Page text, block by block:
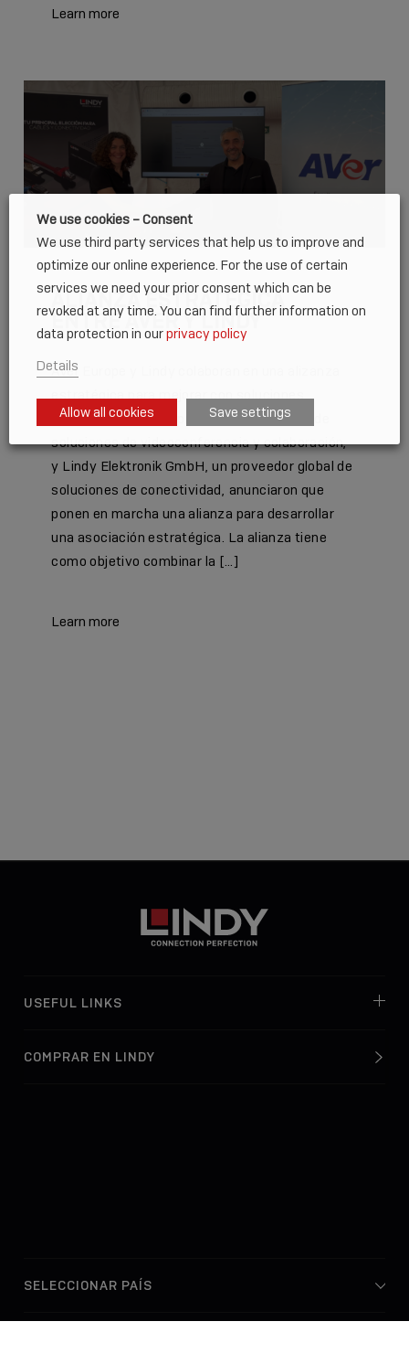
Learn more
ALIANZA ESTRATÉGICA
ENTRE AVER Y LINDY
AVer Europe y Lindy colaboran en una alizanza
estratégica para mejorar con soluciones
conjuntas AVer Europe, un proveedor líder de
soluciones de videoconferencia y colaboración,
y Lindy Elektronik GmbH, un proveedor global de
soluciones de conectividad, anunciaron que
ponen en marcha una alianza para desarrollar
una asociación estratégica. La alianza tiene
como objetivo combinar la […]
Learn more
USEFUL LINKS
COMPRAR EN LINDY
We use cookies – Consent
We use third party services that help us to improve and
optimize our online experience. For the use of certain
services we need your prior consent which can be
revoked at any time. You can find further information on
data protection in ourprivacy policy
Details
Allow all cookies Save settings